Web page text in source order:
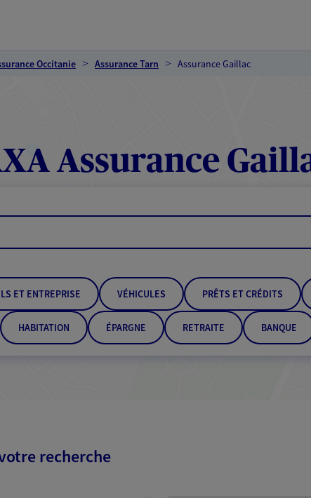
Occitanie Assurance Tarn Assurance Gaillac
Assurance
ET ENTREPRISE VÉHICULES PRÊTS ET CRÉDITS
HABITATION ÉPARGNE RETRAITE BANQUE
recherche